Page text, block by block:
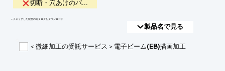
切断・穴あけのバ...
​▼チェックした製品のカタログをダウンロード
製品名で見る
＜微細加工の受託サービス＞電子ビーム(EB)描画加工